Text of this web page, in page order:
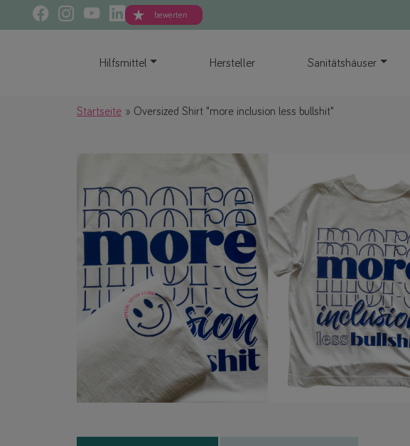
bewerten
Hilfsmittel Hersteller Sanitätshäuser
Startseite Oversized Shirt "more inclusion less bullshit"